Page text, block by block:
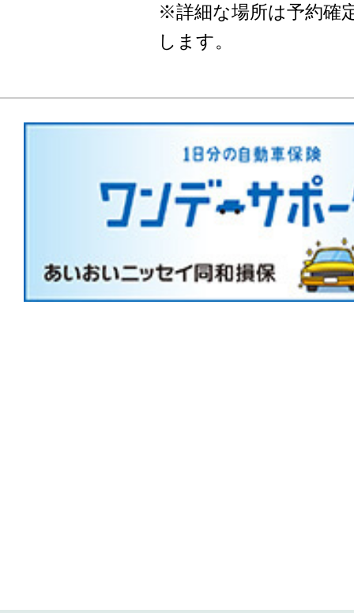
※詳細な場所は予約確
します。